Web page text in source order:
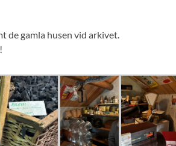
de gamla husen vid arkivet.